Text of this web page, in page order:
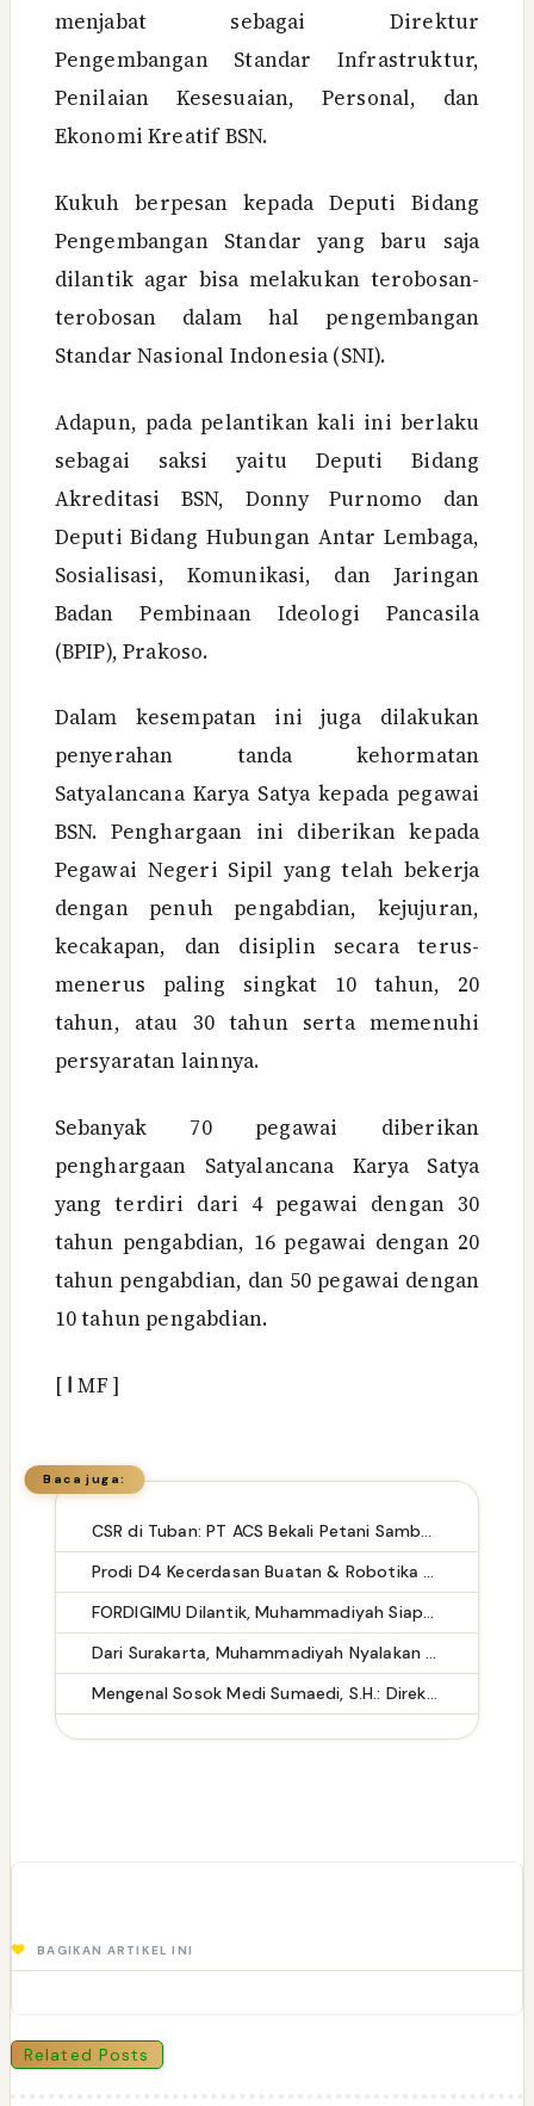
menjabat sebagai Direktur
Pengembangan Standar Infrastruktur,
Penilaian Kesesuaian, Personal, dan
Ekonomi Kreatif BSN.
Kukuh berpesan kepada Deputi Bidang
Pengembangan Standar yang baru saja
dilantik agar bisa melakukan terobosan-
terobosan dalam hal pengembangan
Standar Nasional Indonesia (SNI).
Adapun, pada pelantikan kali ini berlaku
sebagai saksi yaitu Deputi Bidang
Akreditasi BSN, Donny Purnomo dan
Deputi Bidang Hubungan Antar Lembaga,
Sosialisasi, Komunikasi, dan Jaringan
Badan Pembinaan Ideologi Pancasila
(BPIP), Prakoso.
Dalam kesempatan ini juga dilakukan
penyerahan tanda kehormatan
Satyalancana Karya Satya kepada pegawai
BSN. Penghargaan ini diberikan kepada
Pegawai Negeri Sipil yang telah bekerja
dengan penuh pengabdian, kejujuran,
kecakapan, dan disiplin secara terus-
menerus paling singkat 10 tahun, 20
tahun, atau 30 tahun serta memenuhi
persyaratan lainnya.
Sebanyak 70 pegawai diberikan
penghargaan Satyalancana Karya Satya
yang terdiri dari 4 pegawai dengan 30
tahun pengabdian, 16 pegawai dengan 20
tahun pengabdian, dan 50 pegawai dengan
10 tahun pengabdian.
[ ا MF ]
Baca juga:
CSR di Tuban: PT ACS Bekali Petani Sambongrejo Kelola Hasil Panen
Prodi D4 Kecerdasan Buatan & Robotika Gelar Workshop Mobile Robot untuk Siswa SMK, Optimalkan Laboratorium untuk Pengabdian Masyarakat
FORDIGIMU Dilantik, Muhammadiyah Siapkan Pasukan Pencerah di Ruang Digital
Dari Surakarta, Muhammadiyah Nyalakan Gerakan Dakwah Digital yang Mencerahkan
Mengenal Sosok Medi Sumaedi, S.H.: Direktur Eksekutif KADIN Tangsel dengan Rekam Jejak Kepemimpinan Lintas Sektor
BAGIKAN ARTIKEL INI
Related Posts